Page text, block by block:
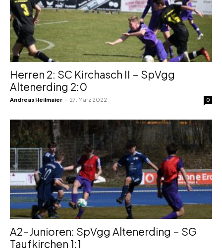
Herren 2: SC Kirchasch II – SpVgg
Altenerding 2:0
Andreas Heilmaier - 27. März 2022 0
A2-Junioren: SpVgg Altenerding – SG
Taufkirchen 1:1